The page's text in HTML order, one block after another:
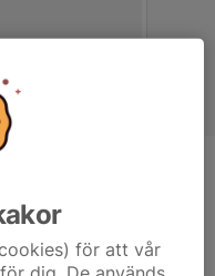
för att vår